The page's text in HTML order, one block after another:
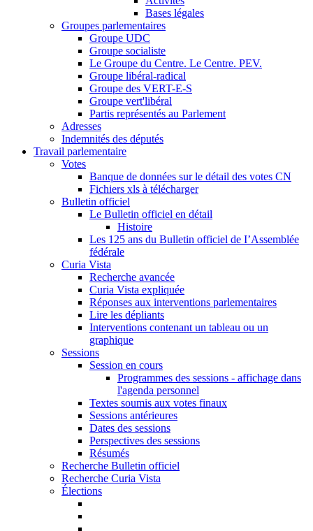
Bases légales
Groupes parlementaires
Groupe UDC
Groupe socialiste
Le Groupe du Centre. Le Centre. PEV.
Groupe libéral-radical
Groupe des VERT-E-S
Groupe vert'libéral
Partis représentés au Parlement
Adresses
Indemnités des députés
Travail parlementaire
Votes
Banque de données sur le détail des votes CN
Fichiers xls à télécharger
Bulletin officiel
Le Bulletin officiel en détail
Histoire
Les 125 ans du Bulletin officiel de I’Assemblée
fédérale
Curia Vista
Recherche avancée
Curia Vista expliquée
Réponses aux interventions parlementaires
Lire les dépliants
Interventions contenant un tableau ou un
graphique
Sessions
Session en cours
Programmes des sessions - affichage dans
l'agenda personnel
Textes soumis aux votes finaux
Sessions antérieures
Dates des sessions
Perspectives des sessions
Résumés
Recherche Bulletin officiel
Recherche Curia Vista
Élections